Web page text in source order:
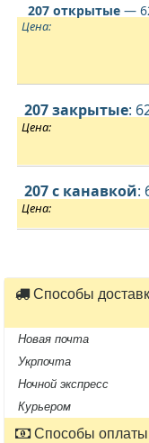
207 открытые —
Цена:
207 закрытые:
Цена:
207 с канавкой:
Цена:
Способы
Новая почта
Укрпочта
Ночной экспресс
Курьером
Способы оплаты